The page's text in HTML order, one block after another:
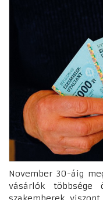
November 30-áig
vásárlók